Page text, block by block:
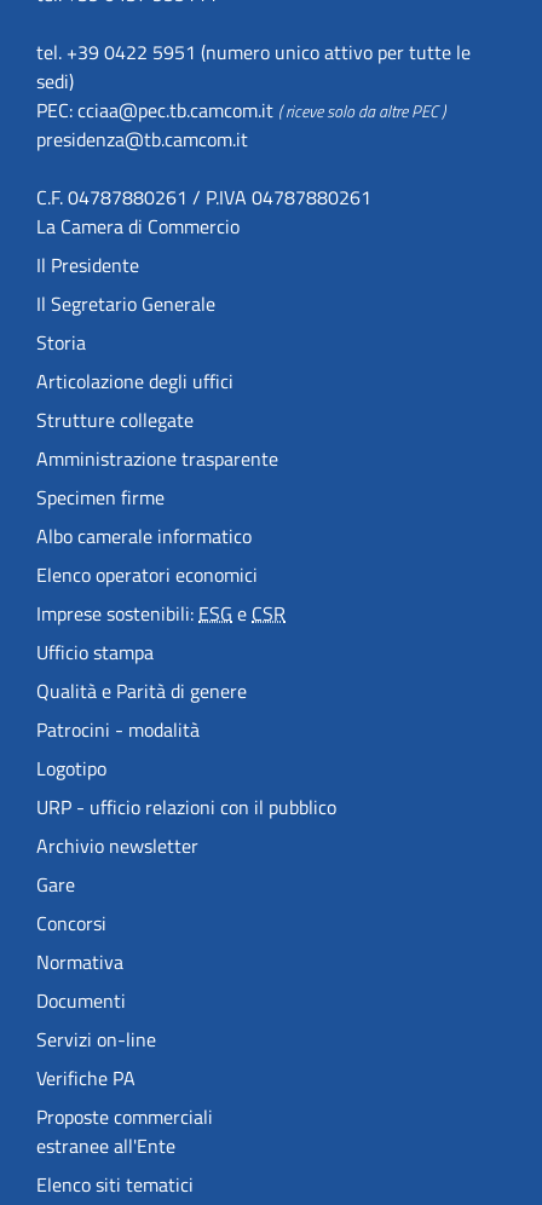
tel. +39 0422 5951 (numero unico attivo per tutte le
sedi)
PEC:cciaa@pec.tb.camcom.it ( riceve solo da altre PEC )
presidenza@tb.camcom.it
C.F. 04787880261 / P.IVA 04787880261
La Camera di Commercio
Il Presidente
Il Segretario Generale
Storia
Articolazione degli uffici
Strutture collegate
Amministrazione trasparente
Specimen firme
Albo camerale informatico
Elenco operatori economici
Imprese sostenibili:ESGeCSR
Ufficio stampa
Qualità e Parità di genere
Patrocini - modalità
Logotipo
URP - ufficio relazioni con il pubblico
Archivio newsletter
Gare
Concorsi
Normativa
Documenti
Servizi on-line
Verifiche PA
Proposte commerciali
estranee all'Ente
Elenco siti tematici